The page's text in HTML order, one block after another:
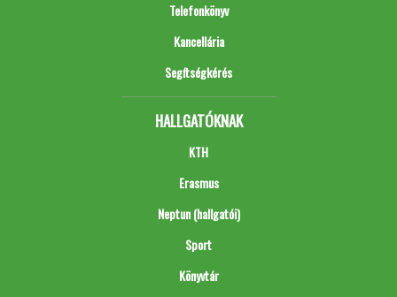
Telefonkönyv
Kancellária
Segítségkérés
HALLGATÓKNAK
KTH
Erasmus
Neptun (hallgatói)
Sport
Könyvtár